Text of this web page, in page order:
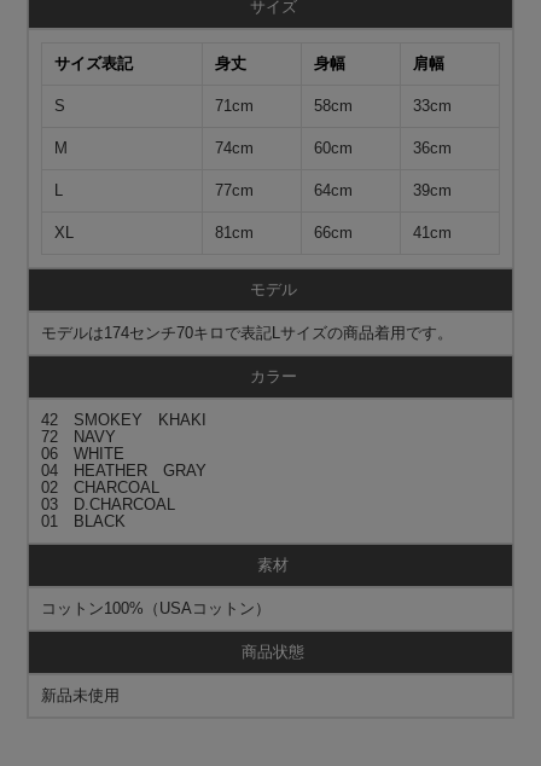
サイズ
サイズ表記 身丈 身幅 肩幅
S 71cm 58cm 33cm
M 74cm 60cm 36cm
L 77cm 64cm 39cm
XL 81cm 66cm 41cm
モデル
モデルは174センチ70キロで表記Lサイズの商品着用です。
カラー
42 SMOKEY KHAKI
72 NAVY
06 WHITE
04 HEATHER GRAY
02 CHARCOAL
03 D.CHARCOAL
01 BLACK
素材
コットン100%（USAコットン）
商品状態
新品未使用